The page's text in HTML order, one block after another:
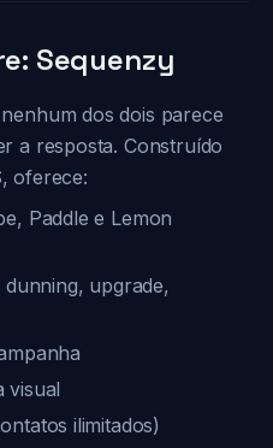
Sequenzy
dos dois parece
a resposta. Construído
oferece:
Paddle e Lemon
upgrade,
visual
ilimitados)